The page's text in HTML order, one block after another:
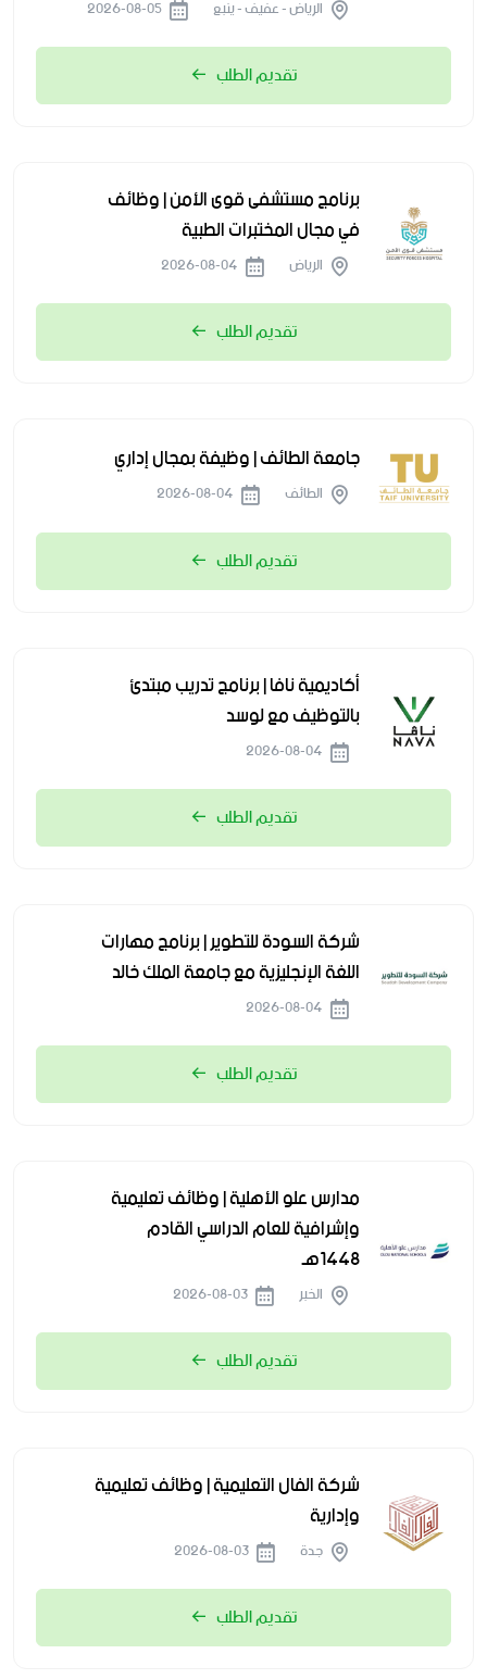
الرياض - عفيف - ينبع
تقديم الطلب
برنامج مستشفى قوى الأمن | وظائف
في مجال المختبرات الطبية
الرياض
تقديم الطلب
جامعة الطائف | وظيفة بمجال إداري
الطائف
تقديم الطلب
أكاديمية نافا | برنامج تدريب مبتدئ
بالتوظيف مع لوسد
تقديم الطلب
شركة السودة للتطوير | برنامج مهارات
اللغة الإنجليزية مع جامعة الملك خالد
تقديم الطلب
مدارس علو الأهلية | وظائف تعليمية
وإشرافية للعام الدراسي القادم
1448هـ
الخبر
تقديم الطلب
شركة الفال التعليمية | وظائف تعليمية
وإدارية
جدة
تقديم الطلب